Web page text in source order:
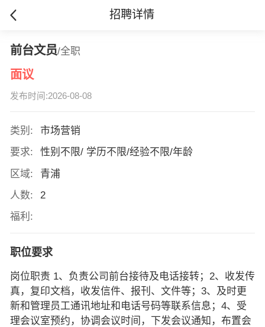
招聘详情
前台文员/全职
面议
发布时间:2026-08-08
类别:
市场营销
要求:
性别不限/ 学历不限/经验不限/年龄
区域:
青浦
人数:
2
福利:
职位要求
岗位职责 1、负责公司前台接待及电话接转；2、收发传
真，复印文档，收发信件、报刊、文件等；3、及时更
新和管理员工通讯地址和电话号码等联系信息；4、受
理会议室预约，协调会议时间，下发会议通知，布置会